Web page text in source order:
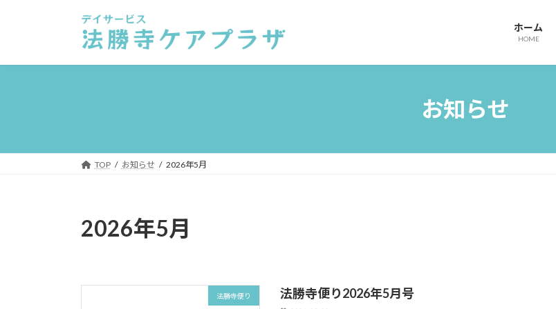
ホーム
HOME
お知らせ
TOP お知らせ 2026年5月
2026年5月
法勝寺便り 法勝寺便り2026年5月号